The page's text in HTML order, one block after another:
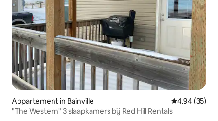
Appartement in Bainville Gemiddelde
4,94 (35)
"The Western" 3 slaapkamers bij Red Hill Rentals